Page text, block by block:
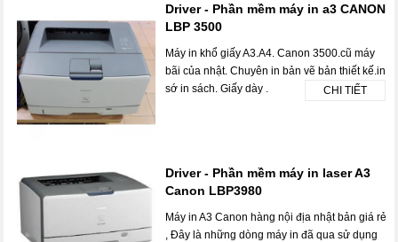
Driver - Phần mềm máy in a3 CANON
LBP 3500
Máy in khổ giấy A3.A4. Canon 3500.cũ máy
bãi của nhật. Chuyên in bản vẽ bản thiết kế.in
sớ in sách. Giấy dày .
CHI TIẾT
Driver - Phần mềm máy in laser A3
Canon LBP3980
Máy in A3 Canon hàng nội địa nhật bản giá rẻ
, Đây là những dòng máy in đã qua sử dụng